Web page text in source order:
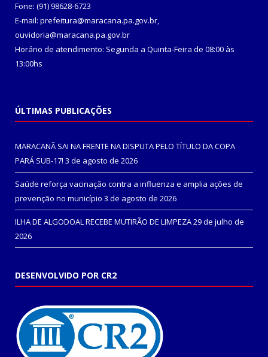
Fone: (91) 98628-6723
E-mail: prefeitura@maracana.pa.gov.br,
ouvidoria@maracana.pa.gov.br
Horário de atendimento: Segunda a Quinta-Feira de 08:00 às
13:00hs
ÚLTIMAS PUBLICAÇÕES
MARACANÃ SAI NA FRENTE NA DISPUTA PELO TÍTULO DA COPA
PARÁ SUB-17! 3 de agosto de 2026
Saúde reforça vacinação contra a influenza e amplia ações de
prevenção no município 3 de agosto de 2026
ILHA DE ALGODOAL RECEBE MUTIRÃO DE LIMPEZA29 de julho de
2026
DESENVOLVIDO POR CR2